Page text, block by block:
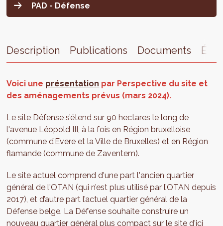
PAD - Défense
Description Publications Documents
Voici une présentation par Perspective du site et
des aménagements prévus (mars 2024).
Le site Défense s’étend sur 90 hectares le long de
l'avenue Léopold III, à la fois en Région bruxelloise
(commune d’Evere et la Ville de Bruxelles) et en Région
flamande (commune de Zaventem).
Le site actuel comprend d'une part l'ancien quartier
général de l'OTAN (qui n’est plus utilisé par l’OTAN depuis
2017), et d’autre part l’actuel quartier général de la
Défense belge. La Défense souhaite construire un
nouveau quartier général plus compact sur le site d'ici